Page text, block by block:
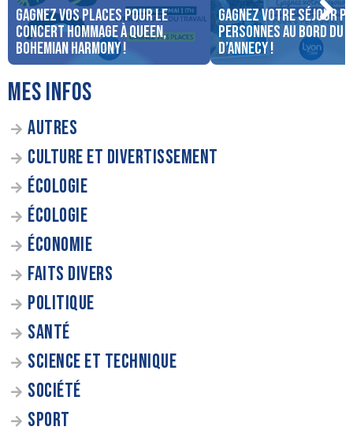
Gagnez vos places pour le
concert Hommage à Queen,
Bohemian Harmony !
Gagnez votre séjour
personnes au bord du
d’Annecy !
MES INFOS
AUTRES
CULTURE ET DIVERTISSEMENT
ÉCOLOGIE
ÉCOLOGIE
ÉCONOMIE
FAITS DIVERS
POLITIQUE
SANTÉ
SCIENCE ET TECHNIQUE
SOCIÉTÉ
SPORT